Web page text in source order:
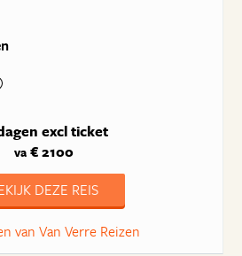
excl ticket
va€ 2100
DEZE REIS
van Van Verre Reizen